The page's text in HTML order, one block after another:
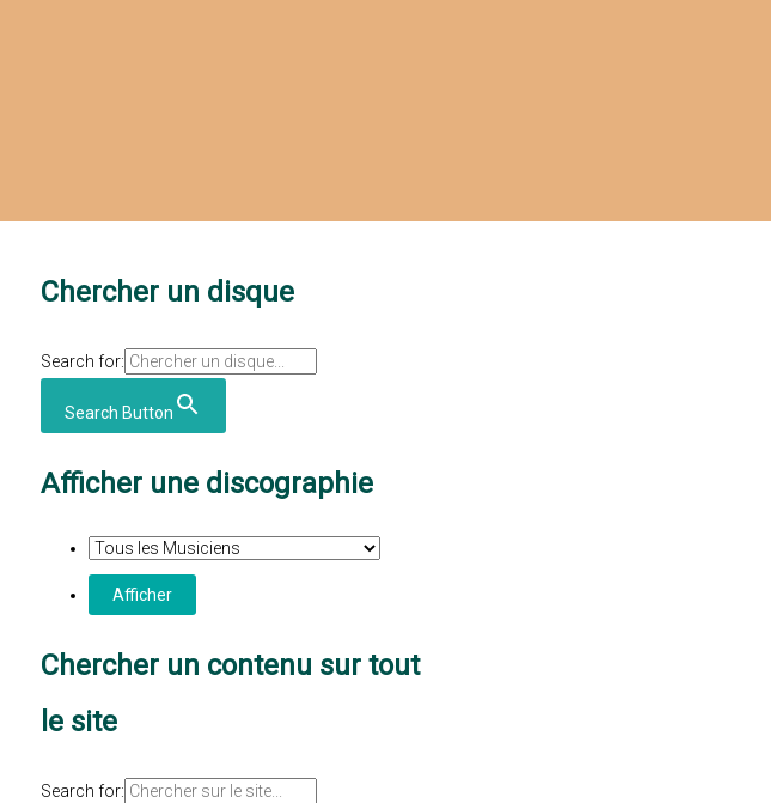
Chercher un disque
Search for:
Search Button
Afficher une discographie
Chercher un contenu sur tout
le site
Search for: